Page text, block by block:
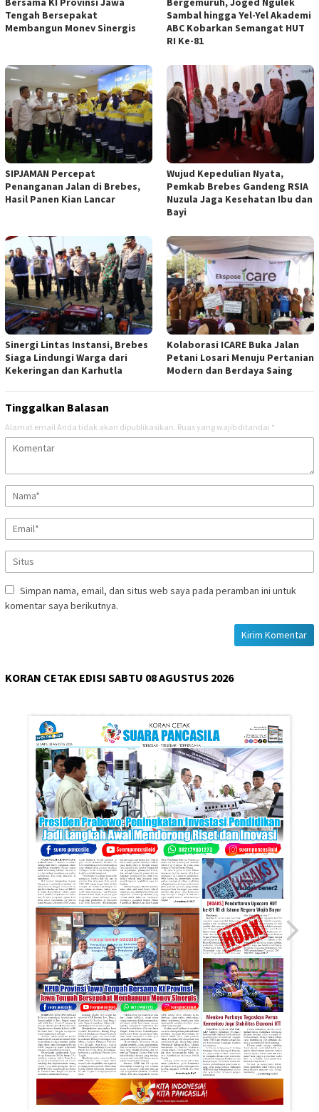
Tengah Bersepakat
Membangun Monev Sinergis
Sambal hingga Yel-Yel Akademi
ABC Kobarkan Semangat HUT
RI Ke-81
SIPJAMAN Percepat
Penanganan Jalan di Brebes,
Hasil Panen Kian Lancar
Wujud Kepedulian Nyata,
Pemkab Brebes Gandeng RSIA
Nuzula Jaga Kesehatan Ibu dan
Bayi
Sinergi Lintas Instansi, Brebes
Siaga Lindungi Warga dari
Kekeringan dan Karhutla
Kolaborasi ICARE Buka Jalan
Petani Losari Menuju Pertanian
Modern dan Berdaya Saing
Tinggalkan Balasan
Alamat email Anda tidak akan dipublikasikan. Ruas yang wajib ditandai *
Simpan nama, email, dan situs web saya pada peramban ini untuk
komentar saya berikutnya.
KORAN CETAK EDISI SABTU 08 AGUSTUS 2026